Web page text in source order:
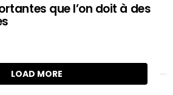
que l’on doit à des
LOAD MORE